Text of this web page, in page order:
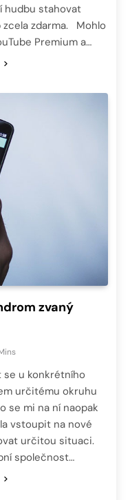
hudbu stahovat
zdarma. Mohlo
Premium a…
zvaný
se u konkrétního
určitému okruhu
se mi na ní naopak
vstoupit na nové
určitou situaci.
společnost…